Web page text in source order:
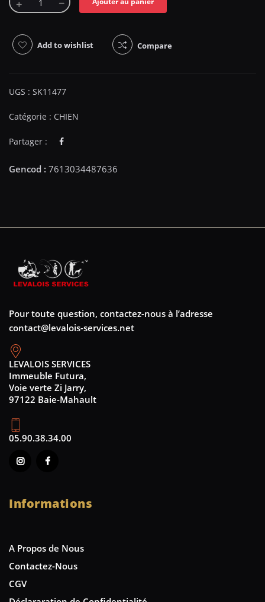
Add to wishlist Compare
UGS : SK11477
Catégorie : CHIEN
Partager :
Pour toute question, contactez-nous à l’adresse
contact@levalois-services.net
LEVALOIS SERVICES
Immeuble Futura,
Voie verte Zi Jarry,
97122 Baie-Mahault
05.90.38.34.00
Informations
A Propos de Nous
Contactez-Nous
CGV